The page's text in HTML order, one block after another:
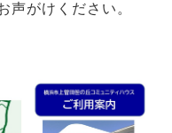
声がけください。